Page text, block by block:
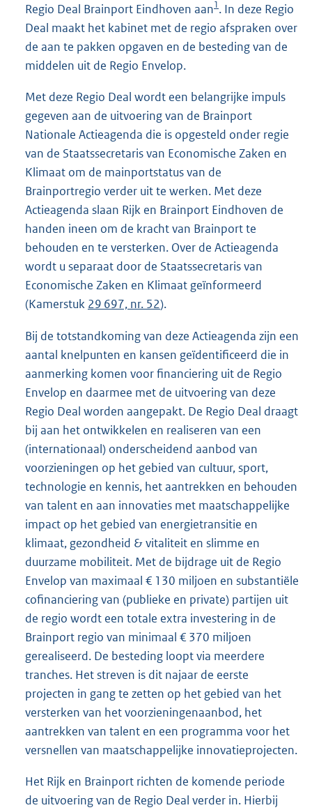
Regio Deal Brainport Eindhoven aan1. In deze Regio
Deal maakt het kabinet met de regio afspraken over
de aan te pakken opgaven en de besteding van de
middelen uit de Regio Envelop.
Met deze Regio Deal wordt een belangrijke impuls
gegeven aan de uitvoering van de Brainport
Nationale Actieagenda die is opgesteld onder regie
van de Staatssecretaris van Economische Zaken en
Klimaat om de mainportstatus van de
Brainportregio verder uit te werken. Met deze
Actieagenda slaan Rijk en Brainport Eindhoven de
handen ineen om de kracht van Brainport te
behouden en te versterken. Over de Actieagenda
wordt u separaat door de Staatssecretaris van
Economische Zaken en Klimaat geïnformeerd
(Kamerstuk 29 697, nr. 52).
Bij de totstandkoming van deze Actieagenda zijn een
aantal knelpunten en kansen geïdentificeerd die in
aanmerking komen voor financiering uit de Regio
Envelop en daarmee met de uitvoering van deze
Regio Deal worden aangepakt. De Regio Deal draagt
bij aan het ontwikkelen en realiseren van een
(internationaal) onderscheidend aanbod van
voorzieningen op het gebied van cultuur, sport,
technologie en kennis, het aantrekken en behouden
van talent en aan innovaties met maatschappelijke
impact op het gebied van energietransitie en
klimaat, gezondheid & vitaliteit en slimme en
duurzame mobiliteit. Met de bijdrage uit de Regio
Envelop van maximaal € 130 miljoen en substantiële
cofinanciering van (publieke en private) partijen uit
de regio wordt een totale extra investering in de
Brainport regio van minimaal € 370 miljoen
gerealiseerd. De besteding loopt via meerdere
tranches. Het streven is dit najaar de eerste
projecten in gang te zetten op het gebied van het
versterken van het voorzieningenaanbod, het
aantrekken van talent en een programma voor het
versnellen van maatschappelijke innovatieprojecten.
Het Rijk en Brainport richten de komende periode
de uitvoering van de Regio Deal verder in. Hierbij